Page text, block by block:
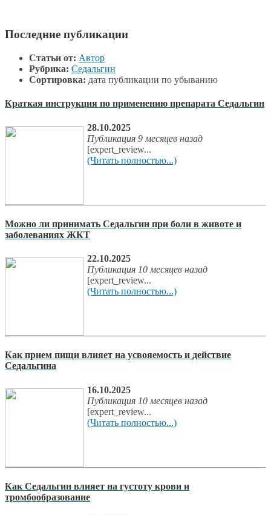
Последние публикации
Статьи от: Автор
Рубрика: Седальгин
Сортировка: дата публикации по убыванию
Краткая инструкция по применению препарата Седальгин
28.10.2025
Публикация 9 месяцев назад
[expert_review...
(Читать полностью...)
Можно ли принимать Седальгин при боли в животе и
заболеваниях ЖКТ
22.10.2025
Публикация 10 месяцев назад
[expert_review...
(Читать полностью...)
Как прием пищи влияет на усвояемость и действие
Седальгина
16.10.2025
Публикация 10 месяцев назад
[expert_review...
(Читать полностью...)
Как Седальгин влияет на густоту крови и
тромбообразование